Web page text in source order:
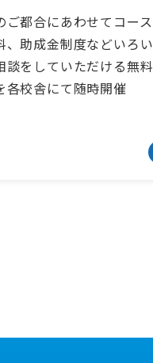
ご都合にあわせてコース
、助成金制度などいろい
談をしていただける無料
各校舎にて随時開催